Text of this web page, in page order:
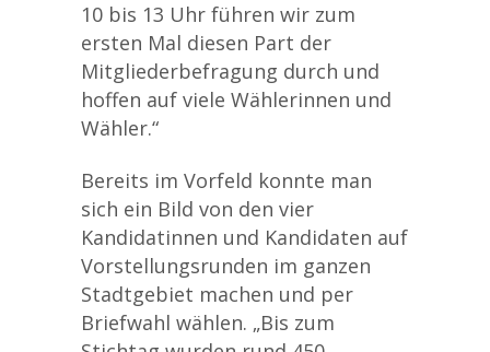
10 bis 13 Uhr führen wir zum
ersten Mal diesen Part der
Mitgliederbefragung durch und
hoffen auf viele Wählerinnen und
Wähler.“
Bereits im Vorfeld konnte man
sich ein Bild von den vier
Kandidatinnen und Kandidaten auf
Vorstellungsrunden im ganzen
Stadtgebiet machen und per
Briefwahl wählen. „Bis zum